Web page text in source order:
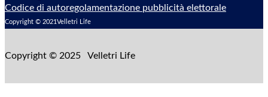
Codice di autoregolamentazione pubblicità elettorale
Copyright © 2021Velletri Life
Copyright © 2025 Velletri Life